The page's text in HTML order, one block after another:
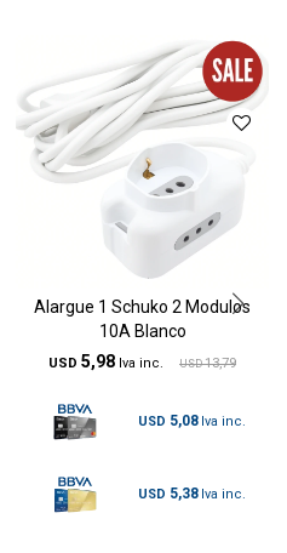
Alargue 1 Schuko 2 Modulos
10A Blanco
USD 5,98 USD 13,79
USD 5,08
USD 5,38